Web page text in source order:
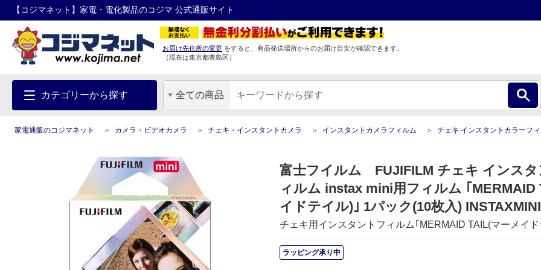
【コジマネット】家電・電化製品のコジマ 公式通販サイト
お届け先住所の変更 をすると、商品発送場所からのお届け目安が確認できます。
（現在は東京都豊島区）
カテゴリーから探す 全ての商品
家電通販のコジマネット カメラ・ビデオカメラ チェキ・インスタントカメラ インスタントカメラフィルム チェキ インスタントカラーフィルム instax mini用フィルム ｢MERMAID TAIL(マーメイドテイル)｣ 1
富士フイルム FUJIFILM チェキ インスタ
ィルム instax mini用フィルム ｢MERMAID
イドテイル)｣ 1パック(10枚入)
チェキ用インスタントフィルム｢MERMAID TAIL(マーメイ
ラッピング承り中